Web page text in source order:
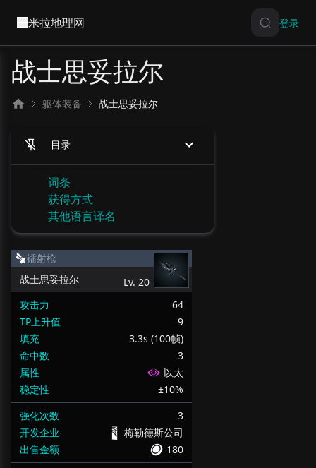
米拉地理网 登录
战士思妥拉尔
躯体装备 战士思妥拉尔
目录
词条
获得方式
其他语言译名
镭射枪
战士思妥拉尔
Lv. 20
攻击力
64
TP上升值
9
填充
3.3s (100帧)
命中数
3
属性
以太
稳定性
±10%
强化次数
3
开发企业
梅勒德斯公司
出售金额
180